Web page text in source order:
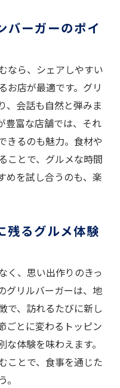
バーガーのポイ
なら、シェアしやすい
お店が最適です。グリ
、会話も自然と弾みま
豊富な店舗では、それ
きるのも魅力。食材や
ことで、グルメな時間
めを試し合うのも、楽
残るグルメ体験
く、思い出作りのきっ
グリルバーガーは、地
で、訪れるたびに新し
ごとに変わるトッピン
体験を味わえます。
ことで、食事を通じた